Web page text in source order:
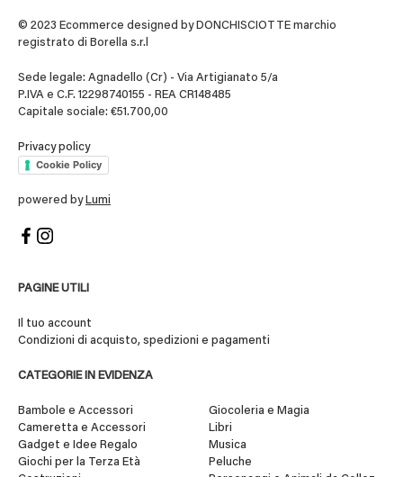
© 2023 Ecommerce designed by DONCHISCIOTTE marchio
registrato di Borella s.r.l
Sede legale: Agnadello (Cr) - Via Artigianato 5/a
P.IVA e C.F. 12298740155 - REA CR148485
Capitale sociale: €51.700,00
Privacy policy
Cookie Policy
powered by Lumi
PAGINE UTILI
Il tuo account
Condizioni di acquisto, spedizioni e pagamenti
CATEGORIE IN EVIDENZA
Bambole e Accessori
Cameretta e Accessori
Gadget e Idee Regalo
Giochi per la Terza Età
Giocoleria e Magia
Libri
Musica
Peluche